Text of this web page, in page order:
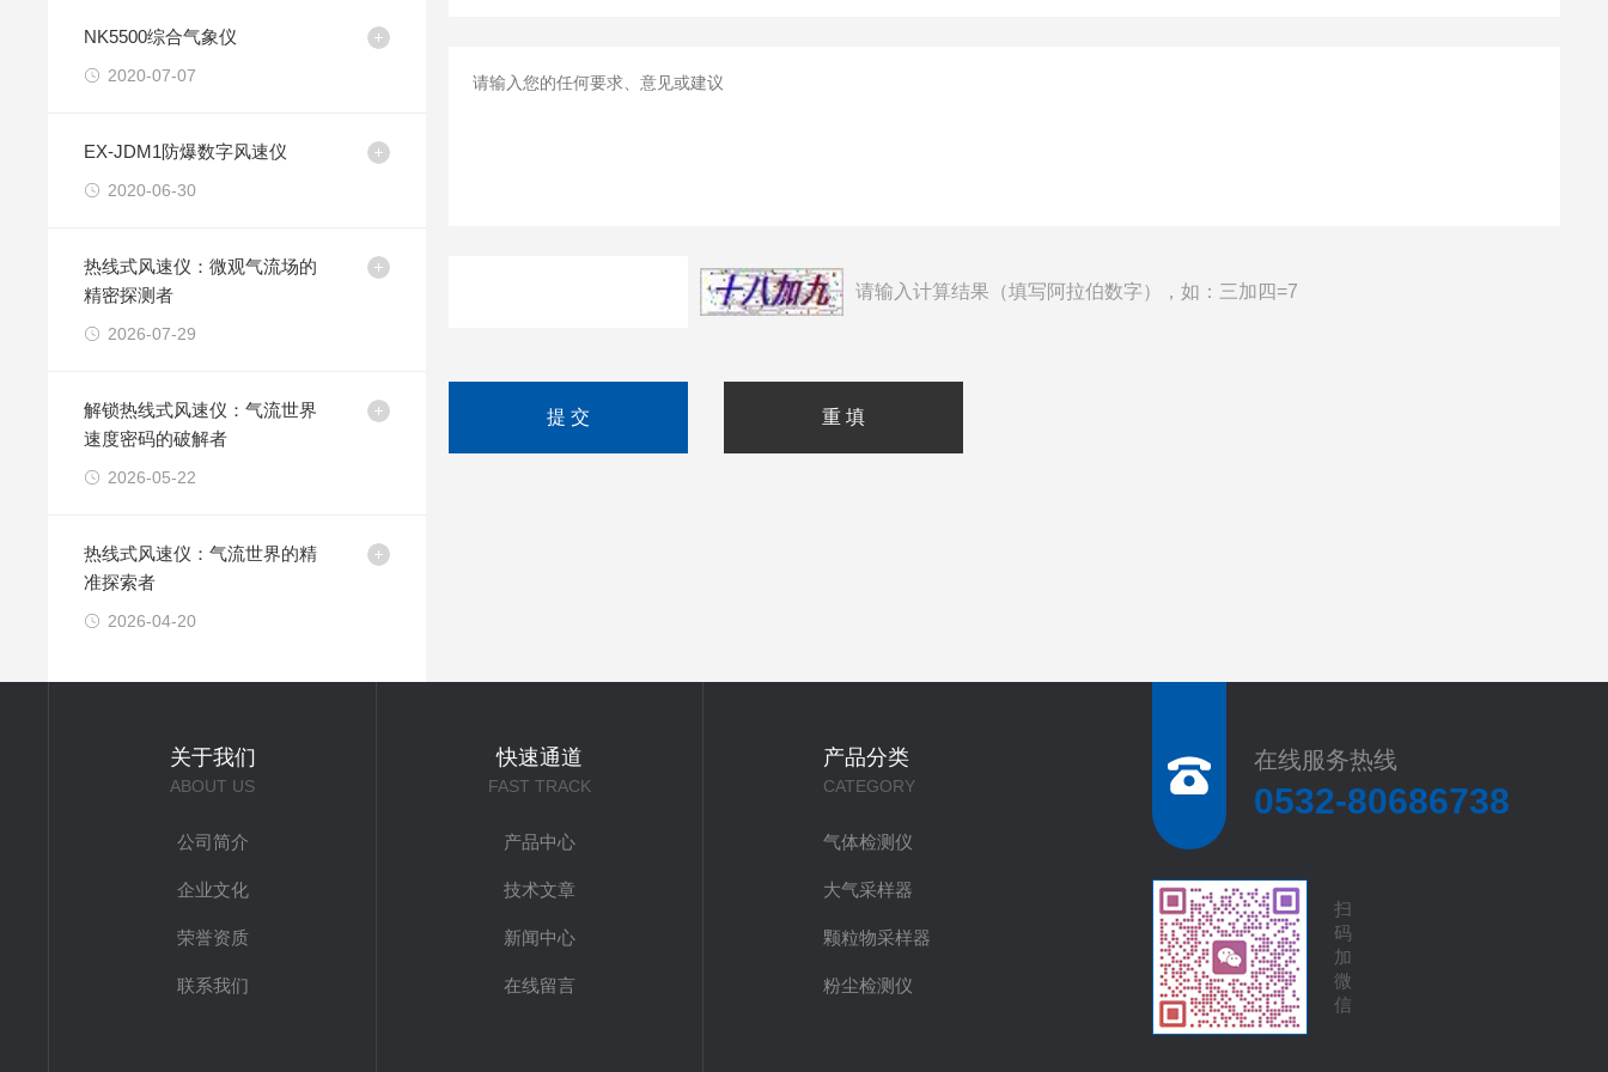
NK5500综合气象仪
2020-07-07
EX-JDM1防爆数字风速仪
2020-06-30
热线式风速仪：微观气流场的
精密探测者
2026-07-29
解锁热线式风速仪：气流世界
速度密码的破解者
2026-05-22
热线式风速仪：气流世界的精
准探索者
2026-04-20
请输入计算结果（填写阿拉伯数字），如：三加四=7
关于我们
ABOUT US
公司简介
企业文化
荣誉资质
联系我们
快速通道
FAST TRACK
产品中心
技术文章
新闻中心
在线留言
产品分类
CATEGORY
气体检测仪
大气采样器
颗粒物采样器
粉尘检测仪
在线服务热线
0532-80686738
扫
码
加
微
信